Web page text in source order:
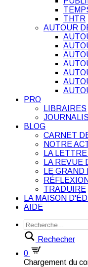
THTR
AUTOUR
PRO
LIBRAIRES
BLOG
CARNET
NOTRE
LA
LA REVUE
LE
TRADUIRE
LA MAISON
AIDE
Rechecher
0
Chargement du